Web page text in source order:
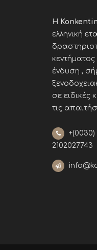
Η
ελληνική
ένδυση ,
σε ειδικές
τις
+(0030)
2102027743